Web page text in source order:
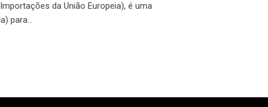
da União Europeia), é uma
para…